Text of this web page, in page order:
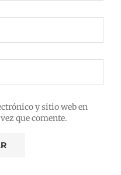
y sitio web en
que comente.